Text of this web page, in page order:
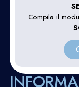
Compila il